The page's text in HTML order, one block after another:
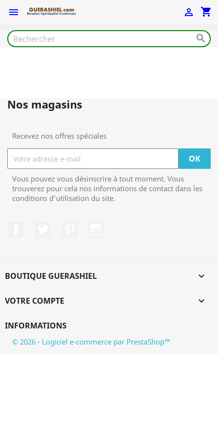
 shopping_cart


Nos magasins
Recevez nos offres spéciales
Vous pouvez vous désinscrire à tout moment. Vous
trouverez pour cela nos informations de contact dans les
conditions d'utilisation du site.
BOUTIQUE GUERASHIEL 
VOTRE COMPTE 
INFORMATIONS
© 2026 - Logiciel e-commerce par PrestaShop™